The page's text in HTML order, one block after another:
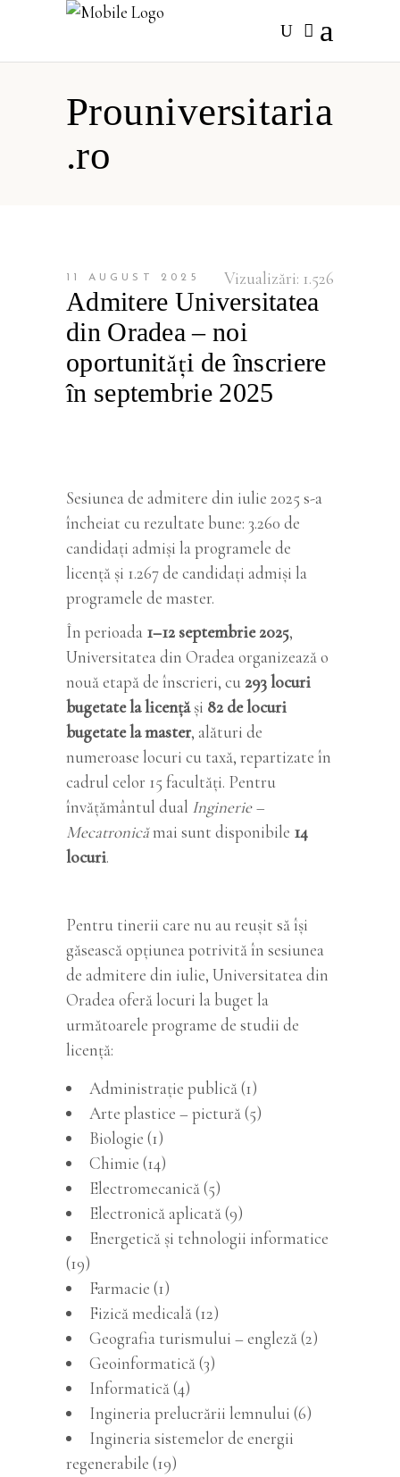
Prouniversitaria
.ro
11 AUGUST 2025
Admitere Universitatea
din Oradea – noi
oportunități de înscriere
în septembrie 2025
Vizualizări: 1.526
Sesiunea de admitere din iulie 2025 s-a
încheiat cu rezultate bune: 3.260 de
candidați admiși la programele de
licență și 1.267 de candidați admiși la
programele de master.
În perioada 1–12 septembrie 2025,
Universitatea din Oradea organizează o
nouă etapă de înscrieri, cu 293 locuri
bugetate la licențăși 82 de locuri
bugetate la master, alături de
numeroase locuri cu taxă, repartizate în
cadrul celor 15 facultăți. Pentru
învățământul dual Inginerie –
Mecatronicămai sunt disponibile 14
locuri.
Pentru tinerii care nu au reușit să își
găsească opțiunea potrivită în sesiunea
de admitere din iulie, Universitatea din
Oradea oferă locuri la buget la
următoarele programe de studii de
licență:
Administraţie publică (1)
Arte plastice – pictură (5)
Biologie (1)
Chimie (14)
Electromecanică (5)
Electronică aplicată (9)
Energetică și tehnologii informatice
(19)
Farmacie (1)
Fizică medicală (12)
Geografia turismului – engleză (2)
Geoinformatică (3)
Informatică (4)
Ingineria prelucrării lemnului (6)
Ingineria sistemelor de energii
regenerabile (19)